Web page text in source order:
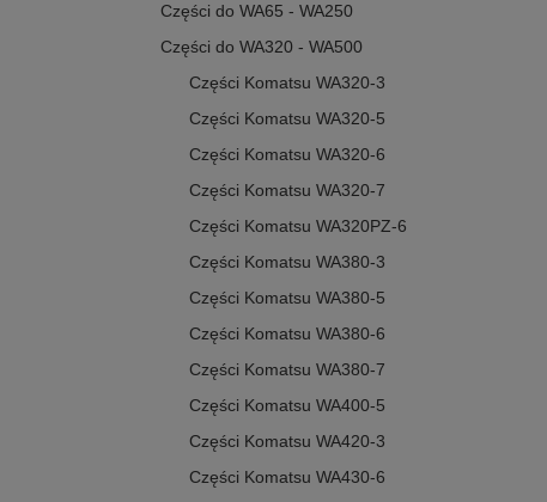
Części do WA65 - WA250
Części do WA320 - WA500
Części Komatsu WA320-3
Części Komatsu WA320-5
Części Komatsu WA320-6
Części Komatsu WA320-7
Części Komatsu WA320PZ-6
Części Komatsu WA380-3
Części Komatsu WA380-5
Części Komatsu WA380-6
Części Komatsu WA380-7
Części Komatsu WA400-5
Części Komatsu WA420-3
Części Komatsu WA430-6